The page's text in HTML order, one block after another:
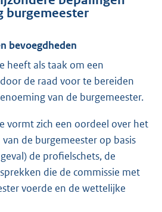
burgemeester
bevoegdheden
heeft als taak om een
de raad voor te bereiden
van de burgemeester.
vormt zich een oordeel over het
de burgemeester op basis
de profielschets, de
die de commissie met
voerde en de wettelijke